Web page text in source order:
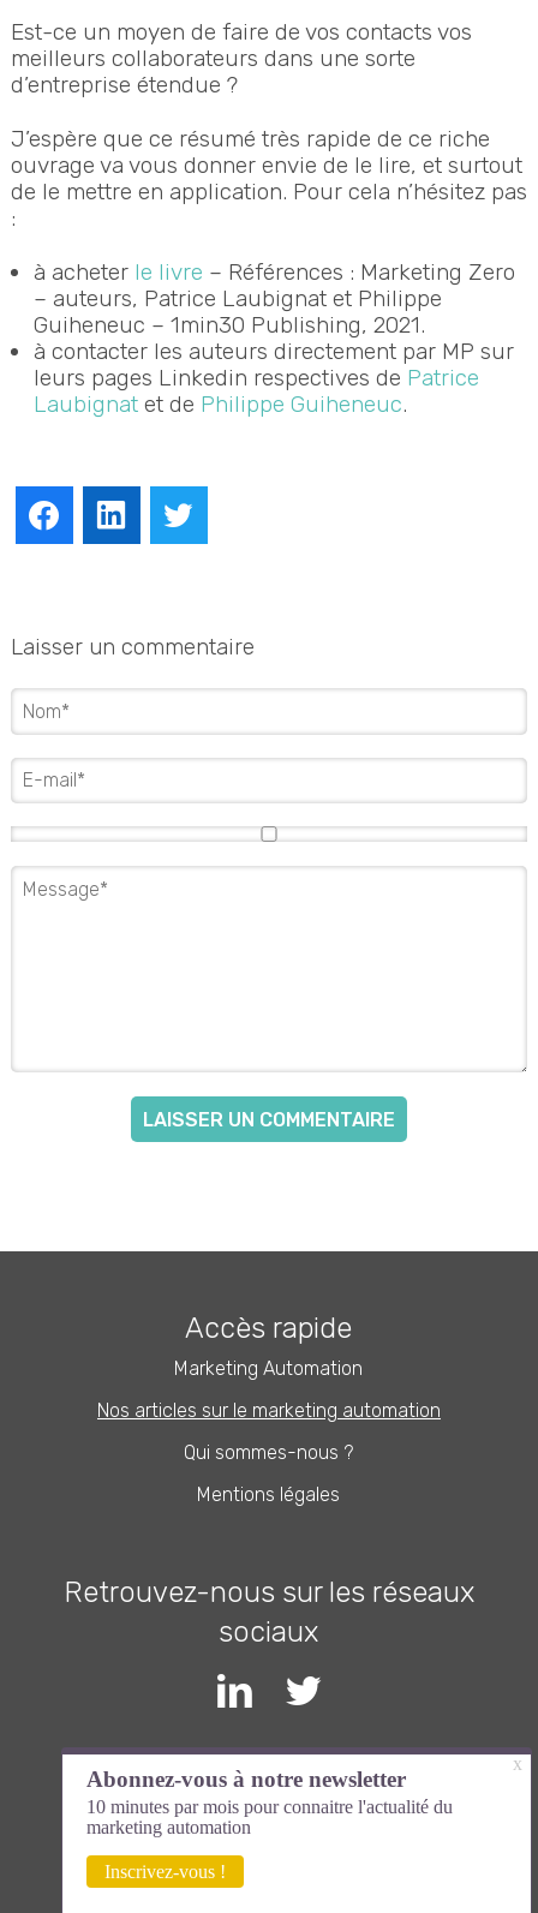
Est-ce un moyen de faire de vos contacts vos
meilleurs collaborateurs dans une sorte
d’entreprise étendue ?
J’espère que ce résumé très rapide de ce riche
ouvrage va vous donner envie de le lire, et surtout
de le mettre en application. Pour cela n’hésitez pas
:
à acheter le livre – Références : Marketing Zero
– auteurs, Patrice Laubignat et Philippe
Guiheneuc – 1min30 Publishing, 2021.
à contacter les auteurs directement par MP sur
leurs pages Linkedin respectives de Patrice
Laubignat et de Philippe Guiheneuc.
FacebookLinkedIn
Laisser un commentaire
Accès rapide
Marketing Automation
Nos articles sur le marketing automation
Qui sommes-nous ?
Mentions légales
Retrouvez-nous sur les réseaux
sociaux
Inscrivez-vous à la newsletter et
devenez expert en marketing
automation